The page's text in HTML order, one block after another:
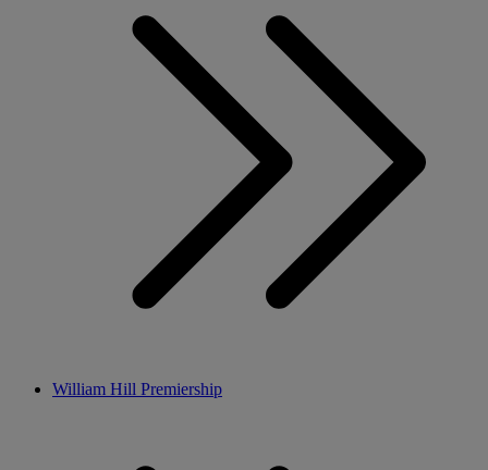
William Hill Premiership